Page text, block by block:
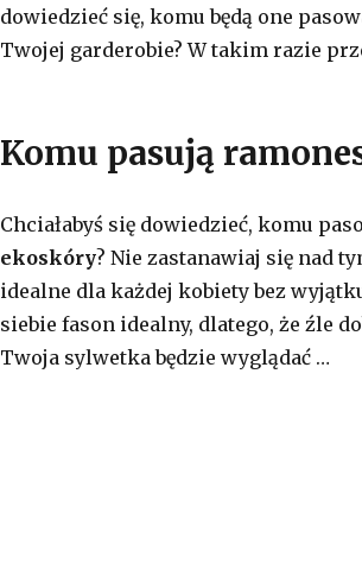
dowiedzieć się, komu będą one
Twojej garderobie? W takim razie
Komu pasują
Chciałabyś się dowiedzieć, komu
ekoskóry? Nie zastanawiaj się nad
idealne dla każdej kobiety bez
siebie fason idealny, dlatego, że źle
Twoja sylwetka będzie wyglądać …